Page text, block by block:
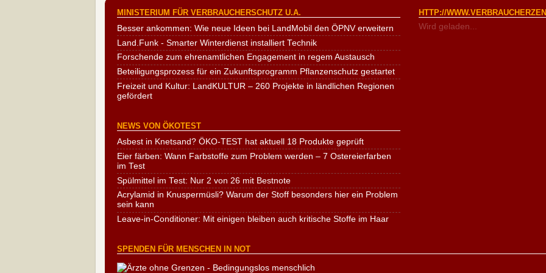
MINISTERIUM FÜR VERBRAUCHERSCHUTZ U.A.
Besser ankommen: Wie neue Ideen bei LandMobil den ÖPNV erweitern
Land.Funk - Smarter Winterdienst installiert Technik
Forschende zum ehrenamtlichen Engagement in regem Austausch
Beteiligungsprozess für ein Zukunftsprogramm Pflanzenschutz gestartet
Freizeit und Kultur: LandKULTUR – 260 Projekte in ländlichen Regionen
gefördert
NEWS VON ÖKOTEST
Asbest in Knetsand? ÖKO-TEST hat aktuell 18 Produkte geprüft
Eier färben: Wann Farbstoffe zum Problem werden – 7 Ostereierfarben
im Test
Spülmittel im Test: Nur 2 von 26 mit Bestnote
Acrylamid in Knuspermüsli? Warum der Stoff besonders hier ein Problem
sein kann
Leave-in-Conditioner: Mit einigen bleiben auch kritische Stoffe im Haar
HTTP://
Wird geladen...
SPENDEN FÜR MENSCHEN IN NOT